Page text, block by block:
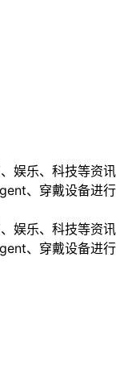
娱乐、科技等资讯
、穿戴设备进行
娱乐、科技等资讯
、穿戴设备进行